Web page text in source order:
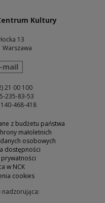
Kultury
13
Warszawa
wiadomość
mail
21 00 100
235-83-53
140-468-418
z budżetu państwa
małoletnich
osobowych
dostępności
w NCK
cookies
nadzorująca: